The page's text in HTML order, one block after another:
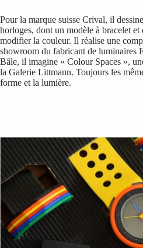
Pour la marque suisse Crival, il
horloges, dont un modèle à bracelet et
modifier la couleur. Il réalise une
showroom du fabricant de luminaires
Bâle, il imagine « Colour Spaces »,
la Galerie Littmann. Toujours les
forme et la lumière.